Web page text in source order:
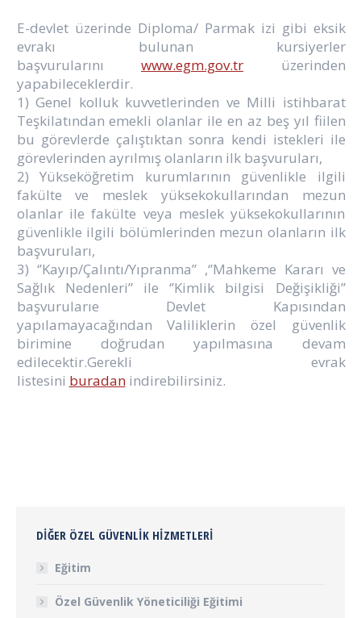
E-devlet üzerinde Diploma/ Parmak izi gibi eksik
evrakı bulunan kursiyerler
başvurularını www.egm.gov.tr üzerinden
yapabileceklerdir.
1) Genel kolluk kuvvetlerinden ve Milli istihbarat
Teşkilatından emekli olanlar ile en az beş yıl fiilen
bu görevlerde çalıştıktan sonra kendi istekleri ile
görevlerinden ayrılmış olanların ilk başvuruları,
2) Yükseköğretim kurumlarının güvenlikle ilgili
fakülte ve meslek yüksekokullarından mezun
olanlar ile fakülte veya meslek yüksekokullarının
güvenlikle ilgili bölümlerinden mezun olanların ilk
başvuruları,
3) ‘’Kayıp/Çalıntı/Yıpranma’’ ,‘’Mahkeme Kararı ve
Sağlık Nedenleri’’ ile ‘’Kimlik bilgisi Değişikliği’’
başvurularıe Devlet Kapısından
yapılamayacağından Valiliklerin özel güvenlik
birimine doğrudan yapılmasına devam
edilecektir.Gerekli evrak
listesini buradanindirebilirsiniz.
DIĞER ÖZEL GÜVENLIK HIZMETLERI
Eğitim
Özel Güvenlik Yöneticiliği Eğitimi